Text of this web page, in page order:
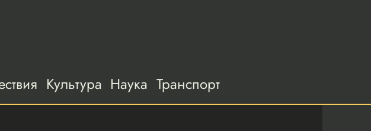
Культура Наука Транспорт